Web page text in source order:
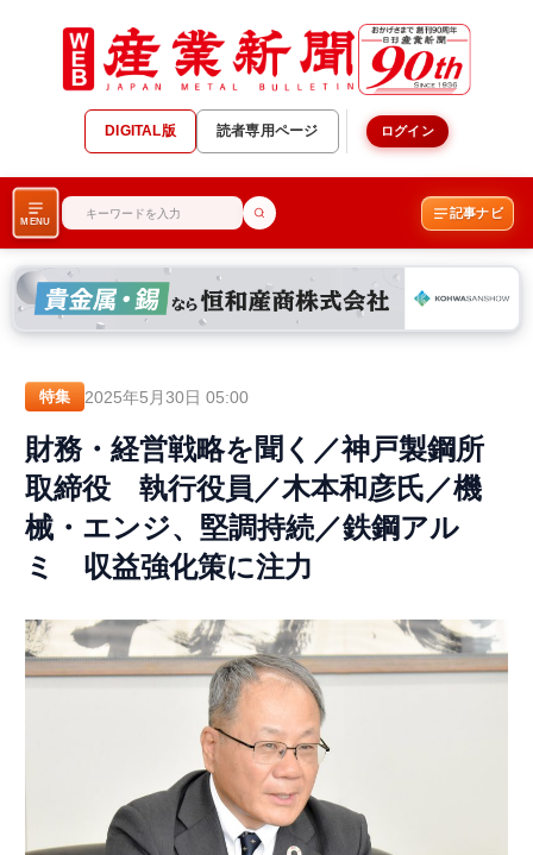
DIGITAL版 読者専用ページ ログイン
MENU
記事ナビ
特集 2025年5月30日 05:00
財務・経営戦略を聞く／神戸製鋼所
取締役 執行役員／木本和彦氏／機
械・エンジ、堅調持続／鉄鋼アル
ミ 収益強化策に注力